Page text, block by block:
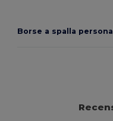
Borse a spalla